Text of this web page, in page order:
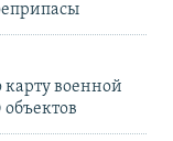
военной